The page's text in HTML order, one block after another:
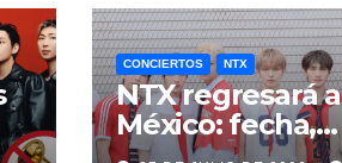
CONCIERTOS NTX
NTX regresará a
México: fecha,
boletos y